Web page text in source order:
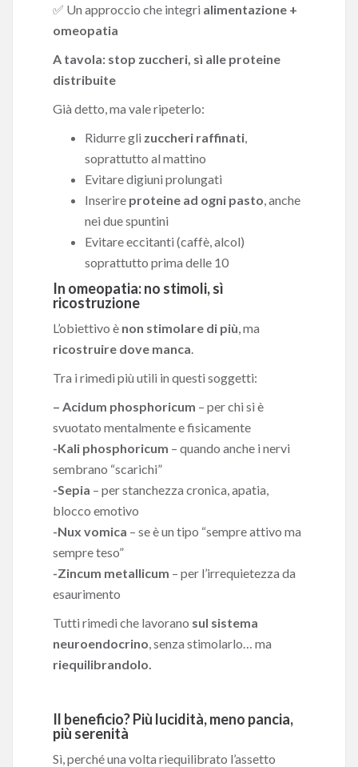
✅ Un approccio che integri alimentazione +
omeopatia
A tavola: stop zuccheri, sì alle proteine
distribuite
Già detto, ma vale ripeterlo:
Ridurre gli zuccheri raffinati,
soprattutto al mattino
Evitare digiuni prolungati
Inserire proteine ad ogni pasto, anche
nei due spuntini
Evitare eccitanti (caffè, alcol)
soprattutto prima delle 10
In omeopatia: no stimoli, sì
ricostruzione
L’obiettivo è non stimolare di più, ma
ricostruire dove manca.
Tra i rimedi più utili in questi soggetti:
– Acidum phosphoricum – per chi si è
svuotato mentalmente e fisicamente
-Kali phosphoricum – quando anche i nervi
sembrano “scarichi”
-Sepia – per stanchezza cronica, apatia,
blocco emotivo
-Nux vomica – se è un tipo “sempre attivo ma
sempre teso”
-Zincum metallicum – per l’irrequietezza da
esaurimento
Tutti rimedi che lavorano sul sistema
neuroendocrino, senza stimolarlo… ma
riequilibrandolo.
Il beneficio? Più lucidità, meno pancia,
più serenità
Sì, perché una volta riequilibrato l’assetto